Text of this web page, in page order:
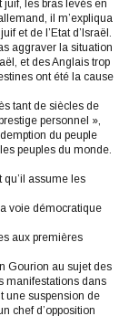
juif, les bras levés en
il m’expliqua
et de l’Etat d’Israël.
aggraver la situation
et des Anglais trop
ont été la cause
tant de siècles de
personnel »,
du peuple
peuples du monde.
qu’il assume les
voie démocratique
aux premières
Gourion au sujet des
manifestations dans
une suspension de
chef d’opposition